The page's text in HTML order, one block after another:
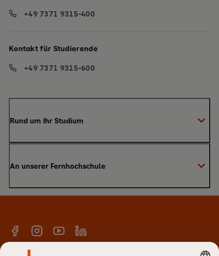
Rund um Ihr Studium
Anrechnung von Vorleistungen
Studienberatung
Master
Anmeldung Newsletter
An unserer Fernhochschule
Warum SRH?
E-Campus
+49 7371 9315-400
Kontakt für Studierende
+49 7371 9315-600
FacebookInstagramYouTubeLinkedin